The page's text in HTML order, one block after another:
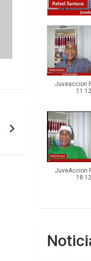
Juveaccion
11
JuveAccion
18